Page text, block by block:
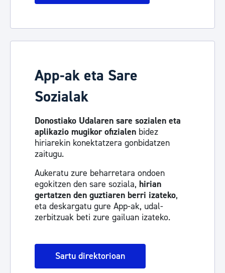
App-ak eta Sare
Sozialak
Donostiako Udalaren sare sozialen eta
aplikazio mugikor ofizialen bidez
hiriarekin konektatzera gonbidatzen
zaitugu.
Aukeratu zure beharretara ondoen
egokitzen den sare soziala, hirian
gertatzen den guztiaren berri izateko,
eta deskargatu gure App-ak, udal-
zerbitzuak beti zure gailuan izateko.
Sartu direktorioan